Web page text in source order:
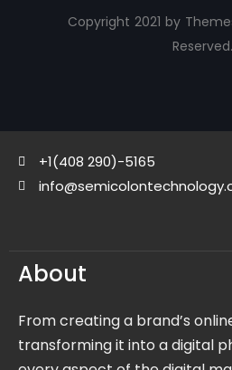
Copyright 2021 by
Reserved.
+1(408 290)-5165
About
From creating a brand’s
transforming it into a digital